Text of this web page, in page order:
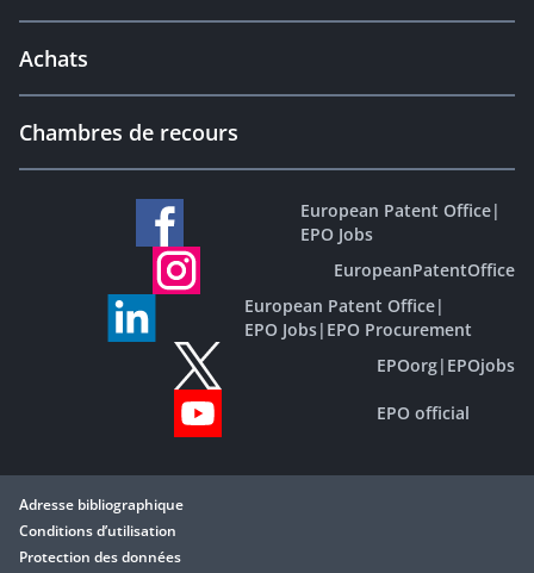
Achats
Chambres de recours
European Patent Office|
EPO Jobs
EuropeanPatentOffice
European Patent Office|
EPO Jobs| EPO Procurement
EPOorg| EPOjobs
EPO official
Adresse bibliographique
Conditions d’utilisation
Protection des données